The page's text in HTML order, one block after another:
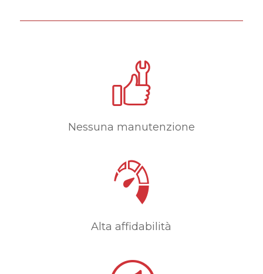
Nessuna manutenzione
Alta affidabilità